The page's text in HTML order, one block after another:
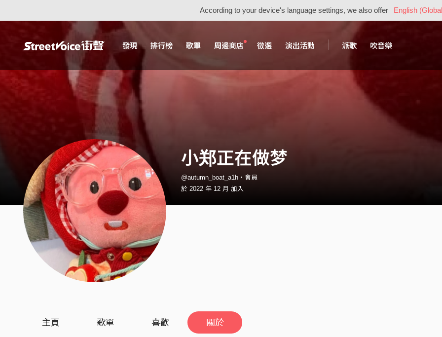
According to your device's language settings, we also offer English
發現 排行榜 歌單 周邊商店 徵選 演出活動 派歌 吹音樂
小郑正在做梦
@autumn_boat_a1h・會員
於 2022 年 12 月 加入
主頁 歌單 喜歡 關於